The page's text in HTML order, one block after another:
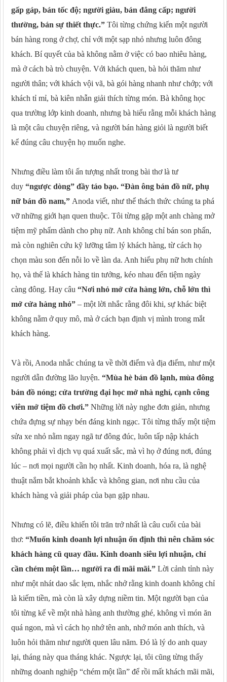
gấp gáp, bán tốc độ; người giàu, bán đẳng cấp; người
thường, bán sự thiết thực.” Tôi từng chứng kiến một người
bán hàng rong ở chợ, chỉ với một sạp nhỏ nhưng luôn đông
khách. Bí quyết của bà không nằm ở việc có bao nhiêu hàng,
mà ở cách bà trò chuyện. Với khách quen, bà hỏi thăm như
người thân; với khách vội vã, bà gói hàng nhanh như chớp; với
khách tỉ mỉ, bà kiên nhẫn giải thích từng món. Bà không học
qua trường lớp kinh doanh, nhưng bà hiểu rằng mỗi khách hàng
là một câu chuyện riêng, và người bán hàng giỏi là người biết
kể đúng câu chuyện họ muốn nghe.
Nhưng điều làm tôi ấn tượng nhất trong bài thơ là tư
duy “ngược dòng” đầy táo bạo. “Đàn ông bán đồ nữ, phụ
nữ bán đồ nam,” Anoda viết, như thể thách thức chúng ta phá
vỡ những giới hạn quen thuộc. Tôi từng gặp một anh chàng mở
tiệm mỹ phẩm dành cho phụ nữ. Anh không chỉ bán son phấn,
mà còn nghiên cứu kỹ lưỡng tâm lý khách hàng, từ cách họ
chọn màu son đến nỗi lo về làn da. Anh hiểu phụ nữ hơn chính
họ, và thế là khách hàng tin tưởng, kéo nhau đến tiệm ngày
càng đông. Hay câu “Nơi nhỏ mở cửa hàng lớn, chỗ lớn thì
mở cửa hàng nhỏ” – một lời nhắc rằng đôi khi, sự khác biệt
không nằm ở quy mô, mà ở cách bạn định vị mình trong mắt
khách hàng.
Và rồi, Anoda nhắc chúng ta về thời điểm và địa điểm, như một
người dẫn đường lão luyện. “Mùa hè bán đồ lạnh, mùa đông
bán đồ nóng; cửa trường đại học mở nhà nghỉ, cạnh công
viên mở tiệm đồ chơi.” Những lời này nghe đơn giản, nhưng
chứa đựng sự nhạy bén đáng kinh ngạc. Tôi từng thấy một tiệm
sửa xe nhỏ nằm ngay ngã tư đông đúc, luôn tấp nập khách
không phải vì dịch vụ quá xuất sắc, mà vì họ ở đúng nơi, đúng
lúc – nơi mọi người cần họ nhất. Kinh doanh, hóa ra, là nghệ
thuật nắm bắt khoảnh khắc và không gian, nơi nhu cầu của
khách hàng và giải pháp của bạn gặp nhau.
Nhưng có lẽ, điều khiến tôi trăn trở nhất là câu cuối của bài
thơ: “Muốn kinh doanh lợi nhuận ổn định thì nên chăm sóc
khách hàng cũ quay đầu. Kinh doanh siêu lợi nhuận, chỉ
cần chém một lần… người ra đi mãi mãi.” Lời cảnh tỉnh này
như một nhát dao sắc lẹm, nhắc nhở rằng kinh doanh không chỉ
là kiếm tiền, mà còn là xây dựng niềm tin. Một người bạn của
tôi từng kể về một nhà hàng anh thường ghé, không vì món ăn
quá ngon, mà vì cách họ nhớ tên anh, nhớ món anh thích, và
luôn hỏi thăm như người quen lâu năm. Đó là lý do anh quay
lại, tháng này qua tháng khác. Ngược lại, tôi cũng từng thấy
những doanh nghiệp “chém một lần” để rồi mất khách mãi mãi,